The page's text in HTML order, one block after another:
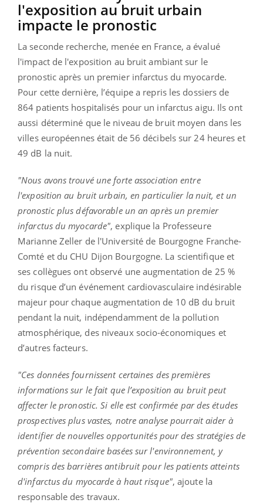
l'exposition au bruit urbain
impacte le pronostic
La seconde recherche, menée en France, a évalué
l'impact de l'exposition au bruit ambiant sur le
pronostic après un premier infarctus du myocarde.
Pour cette dernière, l’équipe a repris les dossiers de
864 patients hospitalisés pour un infarctus aigu. Ils ont
aussi déterminé que le niveau de bruit moyen dans les
villes européennes était de 56 décibels sur 24 heures et
49 dB la nuit.
"Nous avons trouvé une forte association entre
l'exposition au bruit urbain, en particulier la nuit, et un
pronostic plus défavorable un an après un premier
infarctus du myocarde", explique la Professeure
Marianne Zeller de l'Université de Bourgogne Franche-
Comté et du CHU Dijon Bourgogne. La scientifique et
ses collègues ont observé une augmentation de 25 %
du risque d’un événement cardiovasculaire indésirable
majeur pour chaque augmentation de 10 dB du bruit
pendant la nuit, indépendamment de la pollution
atmosphérique, des niveaux socio-économiques et
d’autres facteurs.
"Ces données fournissent certaines des premières
informations sur le fait que l’exposition au bruit peut
affecter le pronostic. Si elle est confirmée par des études
prospectives plus vastes, notre analyse pourrait aider à
identifier de nouvelles opportunités pour des stratégies de
prévention secondaire basées sur l'environnement, y
compris des barrières antibruit pour les patients atteints
d'infarctus du myocarde à haut risque", ajoute la
responsable des travaux.